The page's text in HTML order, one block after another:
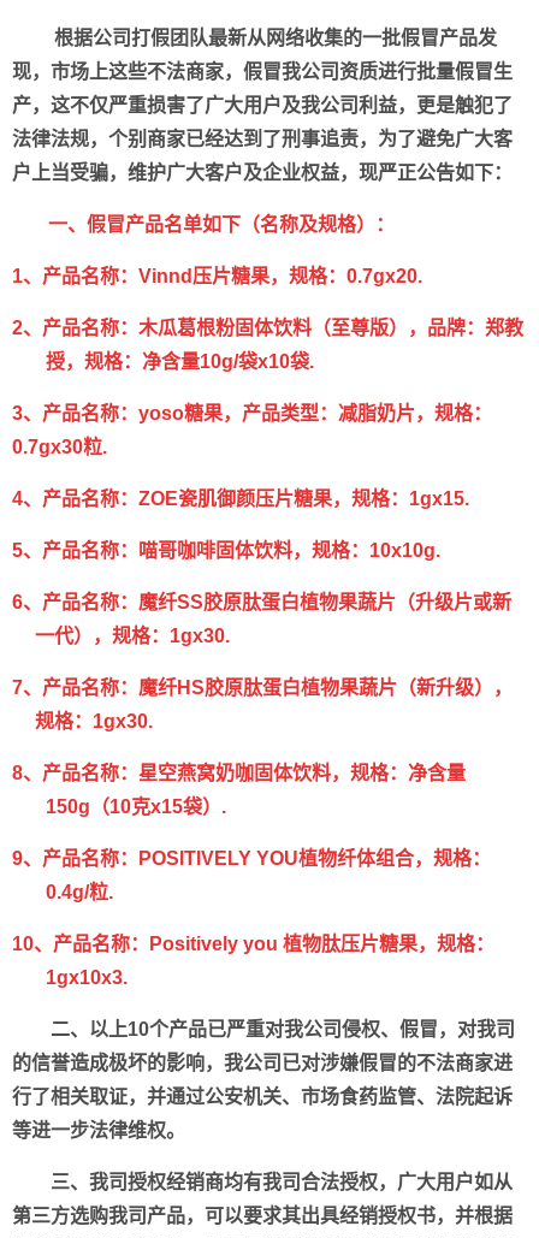
根据公司打假团队最新从网络收集的一批假冒产品发
现，市场上这些不法商家，假冒我公司资质进行批量假冒生
产，这不仅严重损害了广大用户及我公司利益，更是触犯了
法律法规，个别商家已经达到了刑事追责，为了避免广大客
户上当受骗，维护广大客户及企业权益，现严正公告如下：
一、假冒产品名单如下（名称及规格） ：
1、产品名称： Vinnd 压片糖果，规格： 0.7gx20.
2、产品名称：木瓜葛根粉固体饮料（至尊版），品牌：郑教
授，规格：净含量10g/袋x10袋.
3、产品名称： yoso糖果，产品类型：减脂奶片，规格：
0.7gx30粒.
4、产品名称： ZOE瓷肌御颜压片糖果，规格： 1gx15.
5、产品名称：喵哥咖啡固体饮料，规格： 10x10g.
6、产品名称：魔纤SS胶原肽蛋白植物果蔬片（升级片或新
一代），规格： 1gx30.
7、 产品名称：魔纤HS胶原肽蛋白植物果蔬片（新升级），
规格：1gx30.
8、产品名称：星空燕窝奶咖固体饮料，规格：净含量
150g （10克x15袋） .
9、产品名称： POSITIVELY YOU植物纤体组合，规格：
0.4g/粒.
10、产品名称： Positively you 植物肽压片糖果，规格：
1gx10x3.
二、以上10个产品已严重对我公司侵权、假冒，对我司
的信誉造成极坏的影响，我公司已对涉嫌假冒的不法商家进
行了相关取证，并通过公安机关、市场食药监管、法院起诉
等进一步法律维权。
三、我司授权经销商均有我司合法授权，广大用户如从
第三方选购我司产品，可以要求其出具经销授权书，并根据